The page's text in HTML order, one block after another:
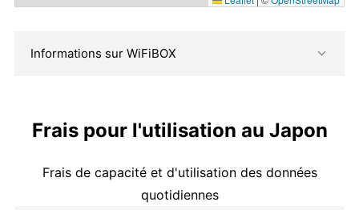
Informations sur WiFiBOX
Frais pour l'utilisation au Japon
Frais de capacité et d'utilisation des données
quotidiennes